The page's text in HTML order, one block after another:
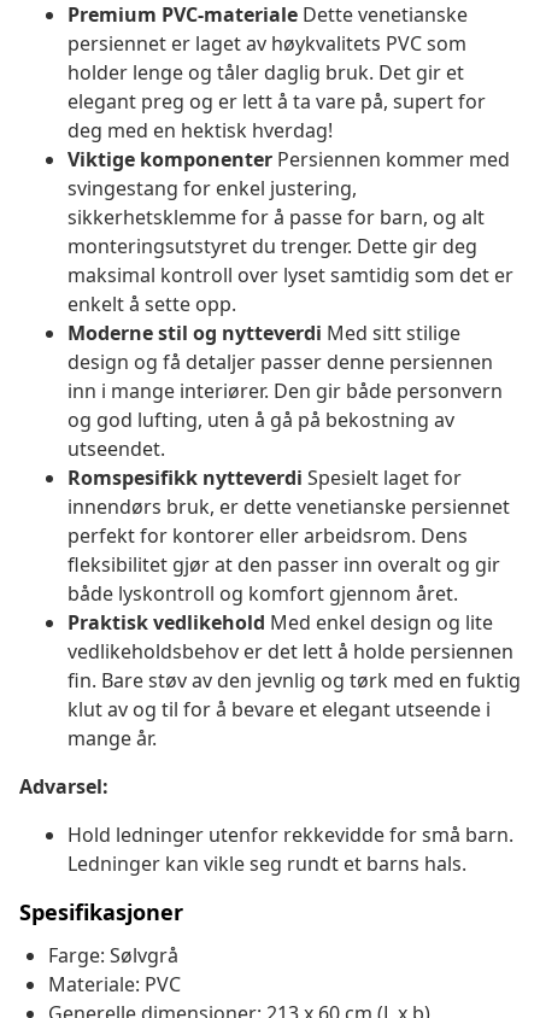
Premium PVC-materiale Dette venetianske
persiennet er laget av høykvalitets PVC som
holder lenge og tåler daglig bruk. Det gir et
elegant preg og er lett å ta vare på, supert for
deg med en hektisk hverdag!
Viktige komponenter Persiennen kommer med
svingestang for enkel justering,
sikkerhetsklemme for å passe for barn, og alt
monteringsutstyret du trenger. Dette gir deg
maksimal kontroll over lyset samtidig som det er
enkelt å sette opp.
Moderne stil og nytteverdi Med sitt stilige
design og få detaljer passer denne persiennen
inn i mange interiører. Den gir både personvern
og god lufting, uten å gå på bekostning av
utseendet.
Romspesifikk nytteverdi Spesielt laget for
innendørs bruk, er dette venetianske persiennet
perfekt for kontorer eller arbeidsrom. Dens
fleksibilitet gjør at den passer inn overalt og gir
både lyskontroll og komfort gjennom året.
Praktisk vedlikehold Med enkel design og lite
vedlikeholdsbehov er det lett å holde persiennen
fin. Bare støv av den jevnlig og tørk med en fuktig
klut av og til for å bevare et elegant utseende i
mange år.
Advarsel:
Hold ledninger utenfor rekkevidde for små barn.
Ledninger kan vikle seg rundt et barns hals.
Spesifikasjoner
Farge: Sølvgrå
Materiale: PVC